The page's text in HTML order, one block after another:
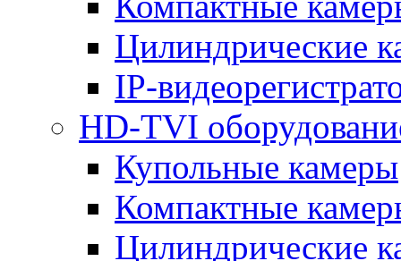
Цилиндрические
IP-
HD-TVI
Купольные камеры
Компактные
Цилиндрические